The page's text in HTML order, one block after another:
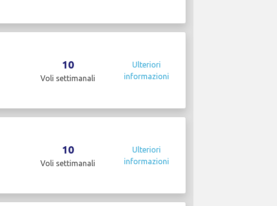
10
Voli settimanali
Ulteriori
informazioni
10
Voli settimanali
Ulteriori
informazioni